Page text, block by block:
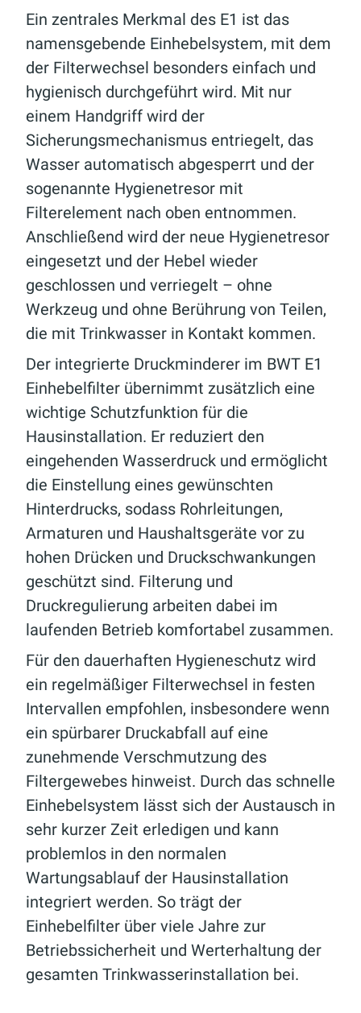
Ein zentrales Merkmal des E1 ist das
namensgebende Einhebelsystem, mit dem
der Filterwechsel besonders einfach und
hygienisch durchgeführt wird. Mit nur
einem Handgriff wird der
Sicherungsmechanismus entriegelt, das
Wasser automatisch abgesperrt und der
sogenannte Hygienetresor mit
Filterelement nach oben entnommen.
Anschließend wird der neue Hygienetresor
eingesetzt und der Hebel wieder
geschlossen und verriegelt – ohne
Werkzeug und ohne Berührung von Teilen,
die mit Trinkwasser in Kontakt kommen.
Der integrierte Druckminderer im BWT E1
Einhebelfilter übernimmt zusätzlich eine
wichtige Schutzfunktion für die
Hausinstallation. Er reduziert den
eingehenden Wasserdruck und ermöglicht
die Einstellung eines gewünschten
Hinterdrucks, sodass Rohrleitungen,
Armaturen und Haushaltsgeräte vor zu
hohen Drücken und Druckschwankungen
geschützt sind. Filterung und
Druckregulierung arbeiten dabei im
laufenden Betrieb komfortabel zusammen.
Für den dauerhaften Hygieneschutz wird
ein regelmäßiger Filterwechsel in festen
Intervallen empfohlen, insbesondere wenn
ein spürbarer Druckabfall auf eine
zunehmende Verschmutzung des
Filtergewebes hinweist. Durch das schnelle
Einhebelsystem lässt sich der Austausch in
sehr kurzer Zeit erledigen und kann
problemlos in den normalen
Wartungsablauf der Hausinstallation
integriert werden. So trägt der
Einhebelfilter über viele Jahre zur
Betriebssicherheit und Werterhaltung der
gesamten Trinkwasserinstallation bei.